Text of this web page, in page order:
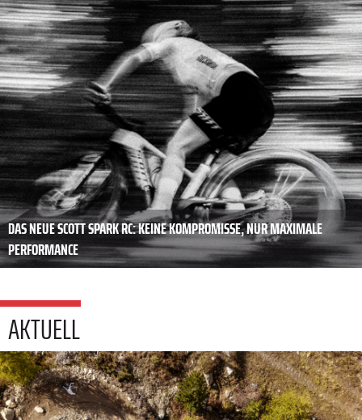
DAS NEUE SCOTT SPARK RC: KEINE KOMPROMISSE, NUR MAXIMALE
PERFORMANCE
AKTUELL